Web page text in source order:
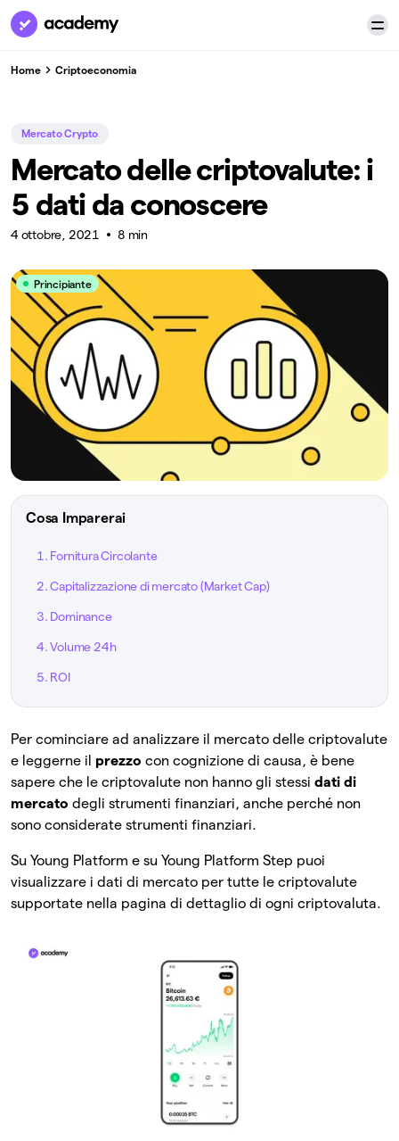
Home Criptoeconomia
Mercato Crypto
Mercato delle criptovalute: i
5 dati da conoscere
4 ottobre, 2021 8 min
Principiante
Cosa Imparerai
1. Fornitura Circolante
2. Capitalizzazione di mercato (Market Cap)
3. Dominance
4. Volume 24h
5. ROI
Per cominciare ad analizzare il mercato delle criptovalute
e leggerne il prezzo con cognizione di causa, è bene
sapere che le criptovalute non hanno gli stessi dati di
mercato degli strumenti finanziari, anche perché non
sono considerate strumenti finanziari.
Su Young Platform e su Young Platform Step puoi
visualizzare i dati di mercato per tutte le criptovalute
supportate nella pagina di dettaglio di ogni criptovaluta.